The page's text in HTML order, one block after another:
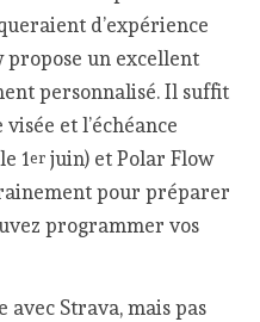
d’expérience
propose un excellent
personnalisé. Il suffit
et l’échéance
1er juin) et Polar Flow
pour préparer
programmer vos
avec Strava, mais pas